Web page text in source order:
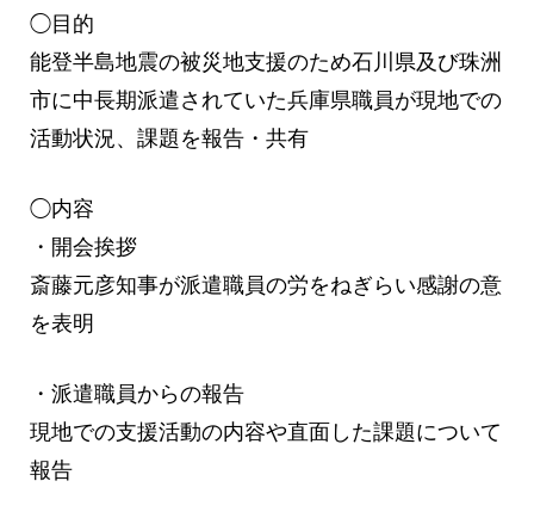
◯目的
能登半島地震の被災地支援のため石川県及び珠洲
市に中長期派遣されていた兵庫県職員が現地での
活動状況、課題を報告・共有
◯内容
・開会挨拶
斎藤元彦知事が派遣職員の労をねぎらい感謝の意
を表明
・派遣職員からの報告
現地での支援活動の内容や直面した課題について
報告